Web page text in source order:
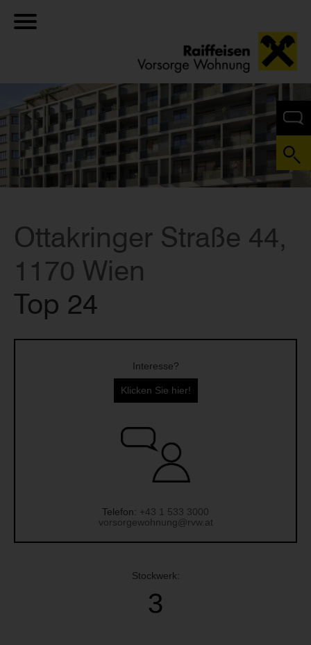
Ottakringer Straße 44,
1170 Wien
Top 24
Interesse?
Klicken Sie hier!
Telefon: +43 1 533 3000
vorsorgewohnung@rvw.at
Stockwerk:
3